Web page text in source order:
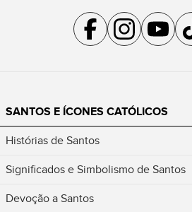
Acompanhe a gente no
Acompanhe a
SANTOS E ÍCONES CATÓLICOS
Histórias de Santos
Significados e Simbolismo de Santos
Devoção a Santos